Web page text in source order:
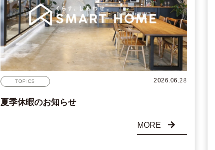
TOPICS 2026.06.28
夏季休暇のお知らせ
MORE